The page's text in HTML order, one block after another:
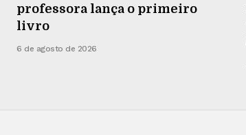
professora lança o primeiro
livro
6 de agosto de 2026